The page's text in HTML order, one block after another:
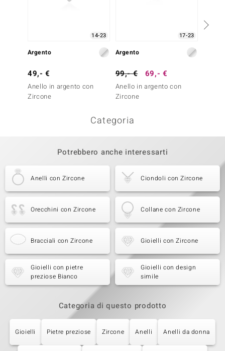
14-23
Argento
49,- €
Anello in argento con
Zircone
17-23
Argento
99,- € 69,- €
Anello in argento con
Zircone
Categoria
Potrebbero anche interessarti
Anelli con Zircone Ciondoli con Zircone
Orecchini con Zircone Collane con Zircone
Bracciali con Zircone Gioielli con Zircone
Gioielli con pietre
preziose Bianco
Gioielli con design
simile
Categoria di questo prodotto
Gioielli Pietre preziose Zircone Anelli Anelli da donna